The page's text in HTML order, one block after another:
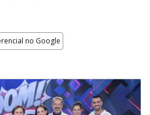
no Google